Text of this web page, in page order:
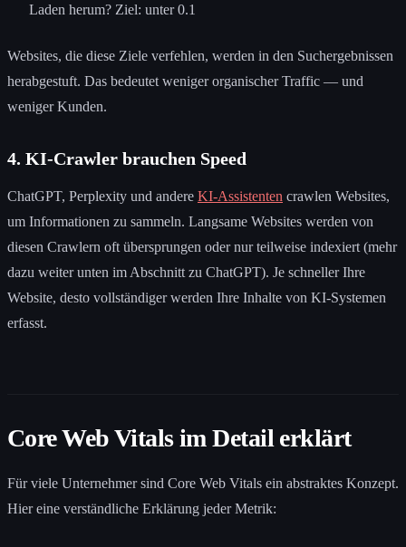
Laden herum? Ziel: unter 0.1
Websites, die diese Ziele verfehlen, werden in den Suchergebnissen
herabgestuft. Das bedeutet weniger organischer Traffic — und
weniger Kunden.
4. KI-Crawler brauchen Speed
ChatGPT, Perplexity und andere KI-Assistenten crawlen Websites,
um Informationen zu sammeln. Langsame Websites werden von
diesen Crawlern oft übersprungen oder nur teilweise indexiert (mehr
dazu weiter unten im Abschnitt zu ChatGPT). Je schneller Ihre
Website, desto vollständiger werden Ihre Inhalte von KI-Systemen
erfasst.
Core Web Vitals im Detail erklärt
Für viele Unternehmer sind Core Web Vitals ein abstraktes Konzept.
Hier eine verständliche Erklärung jeder Metrik: